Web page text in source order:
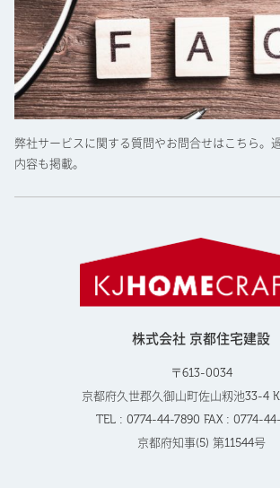
弊社サービスに関する質問やお問合せはこちら。
内容も掲載。
株式会社 京都住宅建設
〒613-0034
京都府久世郡久御山町佐山籾池33-4
TEL : 0774-44-7890 FAX : 0774-
京都府知事(5) 第11544号